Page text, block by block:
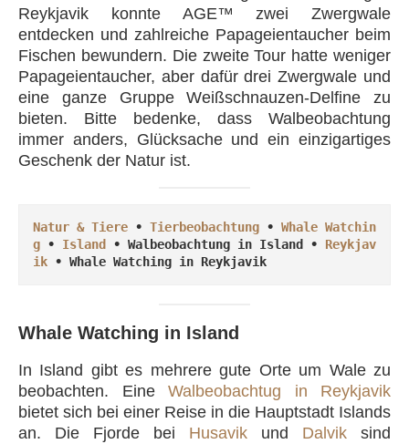
Reykjavik konnte AGE™ zwei Zwergwale
entdecken und zahlreiche Papageientaucher beim
Fischen bewundern. Die zweite Tour hatte weniger
Papageientaucher, aber dafür drei Zwergwale und
eine ganze Gruppe Weißschnauzen-Delfine zu
bieten. Bitte bedenke, dass Walbeobachtung
immer anders, Glücksache und ein einzigartiges
Geschenk der Natur ist.
Natur & Tiere • Tierbeobachtung • Whale Watchin
g • Island • Walbeobachtung in Island • Reykjav
ik • Whale Watching in Reykjavik
Whale Watching in Island
In Island gibt es mehrere gute Orte um Wale zu
beobachten. Eine Walbeobachtug in Reykjavik
bietet sich bei einer Reise in die Hauptstadt Islands
an. Die Fjorde bei Husavik und Dalvik sind